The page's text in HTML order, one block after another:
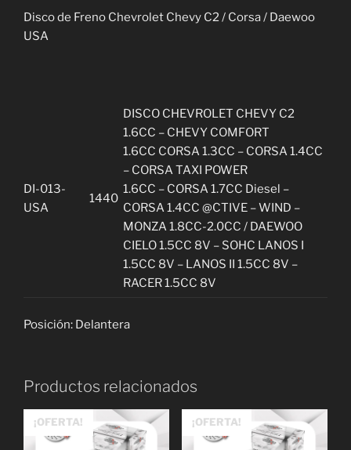
USA
cantidad
Disco de Freno Chevrolet Chevy C2 / Corsa / Daewoo
USA
DI-013-
USA
1440
DISCO CHEVROLET CHEVY C2
1.6CC – CHEVY COMFORT
1.6CC CORSA 1.3CC – CORSA 1.4CC
– CORSA TAXI POWER
1.6CC – CORSA 1.7CC Diesel –
CORSA 1.4CC @CTIVE – WIND –
MONZA 1.8CC-2.0CC / DAEWOO
CIELO 1.5CC 8V – SOHC LANOS I
1.5CC 8V – LANOS II 1.5CC 8V –
RACER 1.5CC 8V
Posición: Delantera
Productos relacionados
¡OFERTA! ¡OFERTA!